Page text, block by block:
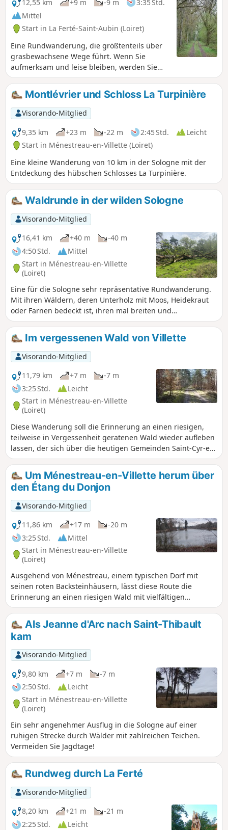
12,55 km +9 m -9 m
3:35 Std.
Mittel
Start in La Ferté-Saint-Aubin (Loiret)
Eine Rundwanderung, die größtenteils über
grasbewachsene Wege führt. Wenn Sie
aufmerksam und leise bleiben, werden Sie
mit ziemlicher Sicherheit Wildtiere sehen, die
in diesem Gebiet sehr zahlreich sind.
Tatsächlich haben Hirsche, Rehe oder
Wildschweine hier ihr Revier.
Montlévrier und Schloss La Turpinière
Visorando-Mitglied
9,35 km
+23 m -22 m 2:45 Std.
Leicht
Start in Ménestreau-en-Villette (Loiret)
Eine kleine Wanderung von 10 km in der Sologne mit der
Entdeckung des hübschen Schlosses La Turpinière.
Waldrunde in der wilden Sologne
Visorando-Mitglied
16,41 km
+40 m
-40 m
4:50 Std.
Mittel
Start in Ménestreau-en-Villette
(Loiret)
Eine für die Sologne sehr repräsentative Rundwanderung.
Mit ihren Wäldern, deren Unterholz mit Moos, Heidekraut
oder Farnen bedeckt ist, ihren mal breiten und
geradlinigen, mal gewundenen, grasbewachsenen oder
schlammigen Wegen, ihren Teichen und ihren
Backsteinhäusern, die ihren ganzen Charme ausmachen.
Im vergessenen Wald von Villette
Visorando-Mitglied
11,79 km
+7 m
-7 m
3:25 Std.
Leicht
Start in Ménestreau-en-Villette
(Loiret)
Diese Wanderung soll die Erinnerung an einen riesigen,
teilweise in Vergessenheit geratenen Wald wieder aufleben
lassen, der sich über die heutigen Gemeinden Saint-Cyr-en-
Val, Marcilly-en-Villette und Ménestreau-en-Villette
erstreckte. Sie endet in einem Farbenrausch zur Blütezeit
der Rhododendren (Mai bis Juni), die das Unterholz rund
um das Schloss von Villette besiedelt haben.
Um Ménestreau-en-Villette herum über
den Étang du Donjon
Visorando-Mitglied
11,86 km
+17 m
-20 m
3:25 Std.
Mittel
Start in Ménestreau-en-Villette
(Loiret)
Ausgehend von Ménestreau, einem typischen Dorf mit
seinen roten Backsteinhäusern, lässt diese Route die
Erinnerung an einen riesigen Wald mit vielfältigen
Baumarten im Herzen der Sologne des étangs wieder
aufleben.Als Jeanne d'Arc nach Saint-Thibault
kam
Visorando-Mitglied
9,80 km
+7 m
-7 m
2:50 Std.
Leicht
Start in Ménestreau-en-Villette
(Loiret)
Ein sehr angenehmer Ausflug in die Sologne auf einer
ruhigen Strecke durch Wälder mit zahlreichen Teichen.
Vermeiden Sie Jagdtage!
Rundweg durch La Ferté
Visorando-Mitglied
8,20 km
+21 m
-21 m
2:25 Std.
Leicht